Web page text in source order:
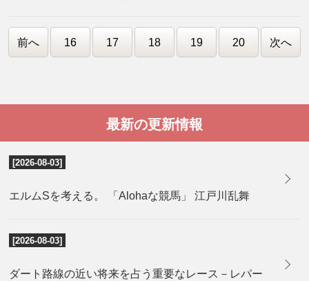
前へ 16 17 18 19 20 次へ
最新の更新情報
[2026-08-03]
エルムSを考える。 「Alohaな競馬」 江戸川乱舞
[2026-08-03]
ダート路線の近い将来を占う重要なレース－レパー